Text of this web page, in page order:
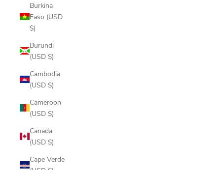
Burkina
Faso (USD
$)
Burundi
(USD $)
Cambodia
(USD $)
Cameroon
(USD $)
Canada
(USD $)
Cape Verde